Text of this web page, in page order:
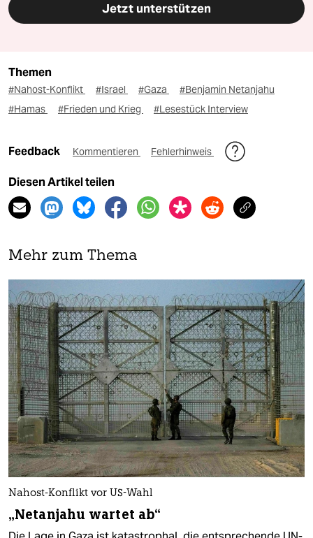
Jetzt unterstützen
Themen
#Nahost-Konflikt #Israel #Gaza
#Benjamin Netanjahu
#Hamas
#Frieden und Krieg #Lesestück Interview
Feedback Kommentieren Fehlerhinweis
Diesen Artikel teilen
Mehr zum Thema
Nahost-Konflikt vor US-Wahl
„Netanjahu wartet ab“